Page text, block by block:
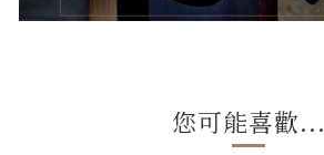
您可能喜歡...